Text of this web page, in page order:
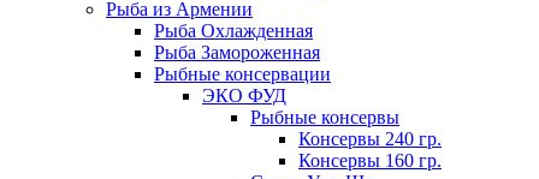
Рыба из Армении
Рыба Охлажденная
Рыба Замороженная
Рыбные консервации
ЭКО ФУД
Рыбные консервы
Консервы 240 гр.
Консервы 160 гр.